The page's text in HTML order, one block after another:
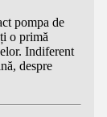
pompa de
o primă
Indiferent
despre